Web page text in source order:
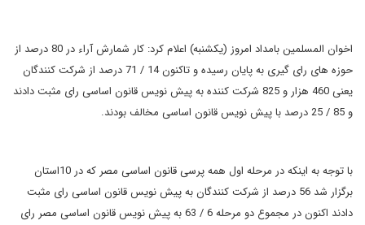
اخوان المسلمین بامداد امروز (یکشنبه) اعلام کرد: کار شمارش آراء در 80 درصد از
حوزه های رای گیری به پایان رسیده و تاکنون 14 / 71 درصد از شرکت کنندگان
یعنی 460 هزار و 825 شرکت کننده به پیش نویس قانون اساسی رای مثبت دادند
و 85 / 25 درصد با پیش نویس قانون اساسی مخالف بودند.
با توجه به اینکه در مرحله اول همه پرسی قانون اساسی مصر که در 10استان
برگزار شد 56 درصد از شرکت کنندگان به پیش نویس قانون اساسی رای مثبت
دادند اکنون در مجموع دو مرحله 6 / 63 به پیش نویس قانون اساسی مصر رای